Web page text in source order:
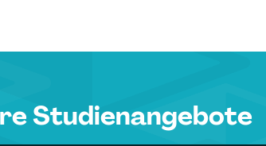
Studienangebote